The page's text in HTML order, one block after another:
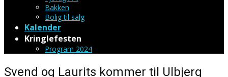
Bakken
Bolig til salg
Kalender
Kringlefesten
Program 2024
Svend og Laurits kommer til Ulbjerg